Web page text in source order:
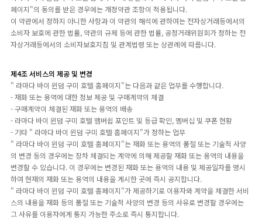
페이지"의 동의를 받은 경우에는 개정약관 조항이 적용됩니다.
이 약관에서 정하지 아니한 사항과 이 약관의 해석에 관하여는 전자상거래등에서의
소비자 보호에 관한 법률, 약관의 규제 등에 관한 법률, 공정거래위원회가 정하는 전
자상거래등에서의 소비자보호지침 및 관계법령 또는 상관례에 따릅니다.
제4조 서비스의 제공 및 변경
" 라마다 바이 윈덤 구미 호텔 홈페이지"는 다음과 같은 업무를 수행합니다.
- 재화 또는 용역에 대한 정보 제공 및 구매계약의 체결
- 구매계약이 체결된 재화 또는 용역의 배송
- 라마다 바이 윈덤 구미 호텔 맴버쉽 포인트 및 등급 확인, 멤버십 및 쿠폰 현황
- 기타 " 라마다 바이 윈덤 구미 호텔 홈페이지"가 정하는 업무
" 라마다 바이 윈덤 구미 호텔 홈페이지"는 재화 또는 용역의 품절 또는 기술적 사양
의 변경 등의 경우에는 장차 체결되는 계약에 의해 제공할 재화 또는 용역의 내용을
변경할 수 있습니다. 이 경우에는 변경된 재화 또는 용역의 내용 및 제공일자를 명시
하여 현재의 재화 또는 용역의 내용을 게시한 곳에 즉시 공지합니다.
" 라마다 바이 윈덤 구미 호텔 홈페이지"가 제공하기로 이용자와 계약을 체결한 서비
스의 내용을 재화 등의 품절 또는 기술적 사양의 변경 등의 사유로 변경할 경우에는
그 사유를 이용자에게 통지 가능한 주소로 즉시 통지합니다.